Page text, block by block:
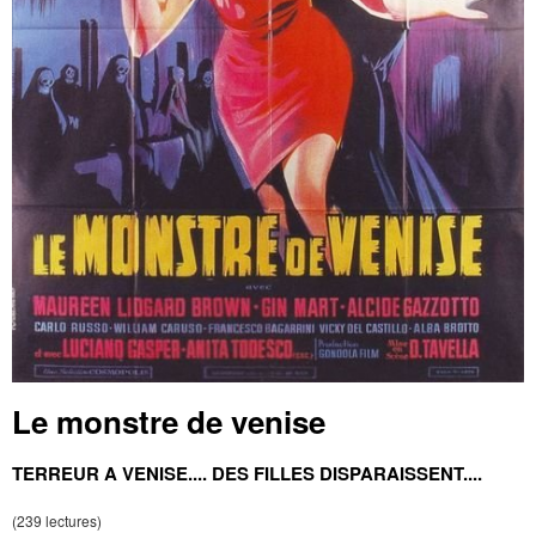
Le monstre de venise
TERREUR A VENISE.... DES FILLES DISPARAISSENT....
(239 lectures)